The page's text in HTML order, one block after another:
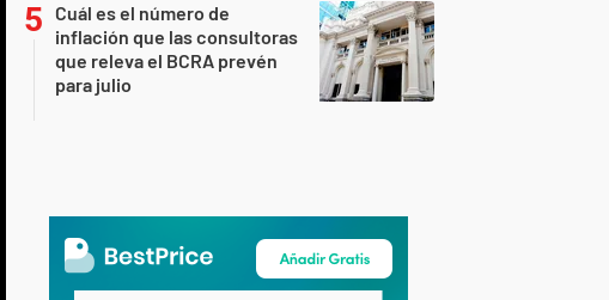
Cuál es el número de
inflación que las consultoras
que releva el BCRA prevén
para julio